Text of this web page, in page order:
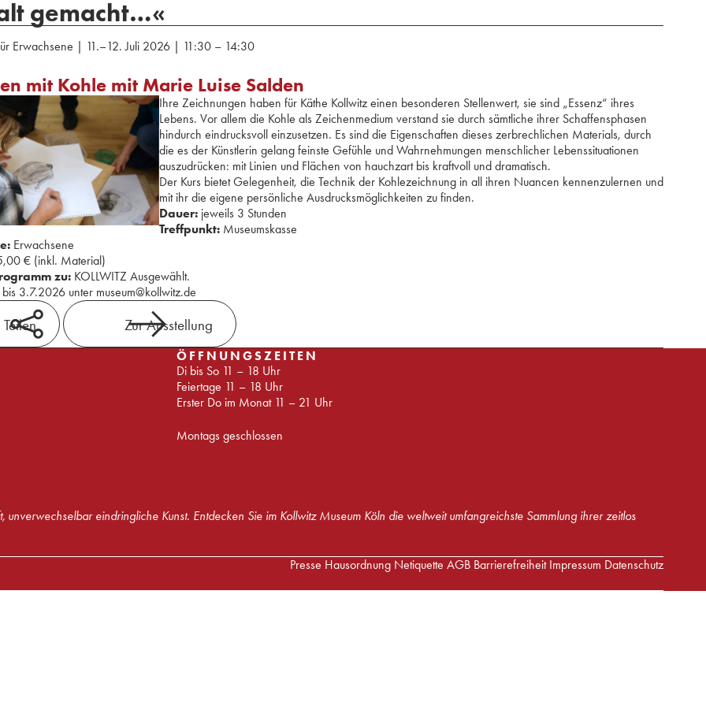
gemacht…«
Erwachsene | 11.–12. Juli 2026 | 11:30 – 14:30
mit Kohle mit Marie Luise Salden
Ihre Zeichnungen haben für Käthe Kollwitz einen besonderen Stellenwert, sie sind „Essenz“ ihres
Lebens. Vor allem die Kohle als Zeichenmedium verstand sie durch sämtliche ihrer Schaffensphasen
hindurch eindrucksvoll einzusetzen. Es sind die Eigenschaften dieses zerbrechlichen Materials, durch
die es der Künstlerin gelang feinste Gefühle und Wahrnehmungen menschlicher Lebenssituationen
auszudrücken: mit Linien und Flächen von hauchzart bis kraftvoll und dramatisch.
Der Kurs bietet Gelegenheit, die Technik der Kohlezeichnung in all ihren Nuancen kennenzulernen und
mit ihr die eigene persönliche Ausdrucksmöglichkeiten zu finden.
Dauer:jeweils 3 Stunden
Treffpunkt:Museumskasse
Erwachsene
€ (inkl. Material)
zu:KOLLWITZ Ausgewählt.
3.7.2026 unter museum@kollwitz.de
Teilen Zur Ausstellung
ÖFFNUNGSZEITEN
Di bis So 11 – 18 Uhr
Feiertage 11 – 18 Uhr
Erster Do im Monat 11 – 21 Uhr
Montags geschlossen
eindringliche Kunst. Entdecken Sie im Kollwitz Museum Köln die weltweit umfangreichste Sammlung ihrer zeitlos
Presse Hausordnung Netiquette AGB Barrierefreiheit Impressum Datenschutz